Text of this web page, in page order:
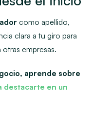
como apellido,
clara a tu giro para
empresas.
aprende sobre
destacarte en un